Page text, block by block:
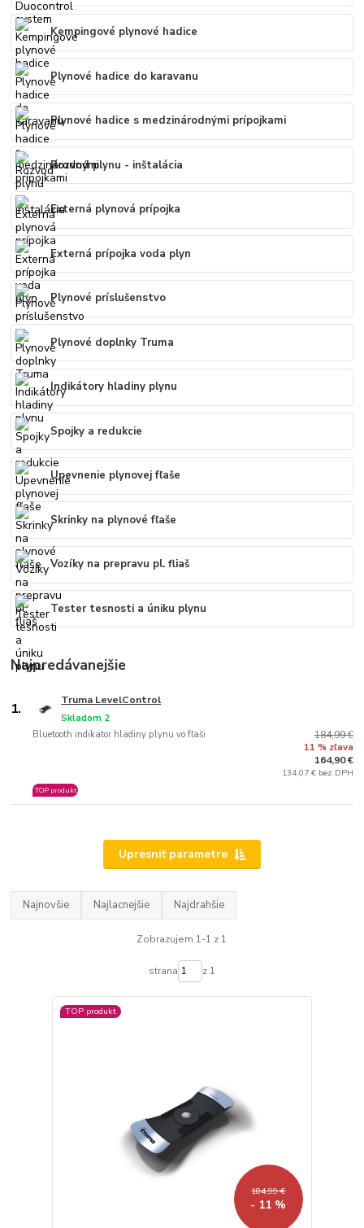
Kempingové plynové hadice
Plynové hadice do karavanu
Plynové hadice s medzinárodnými prípojkami
Rozvod plynu - inštalácia
Externá plynová prípojka
Externá prípojka voda plyn
Plynové príslušenstvo
Plynové doplnky Truma
Indikátory hladiny plynu
Spojky a redukcie
Upevnenie plynovej fľaše
Skrinky na plynové fľaše
Vozíky na prepravu pl. fliaš
Tester tesnosti a úniku plynu
Najpredávanejšie
1. Truma LevelControl
Bluetooth indikator hladiny plynu vo fľaši
Skladom 2
TOP produkt
184,99 €
11 % zľava
164,90 €
134,07 € bez DPH
Upresniť parametre
Najnovšie Najlacnejšie Najdrahšie
Zobrazujem 1-1 z 1
strana z 1
TOP produkt
184,99 €
- 11 %